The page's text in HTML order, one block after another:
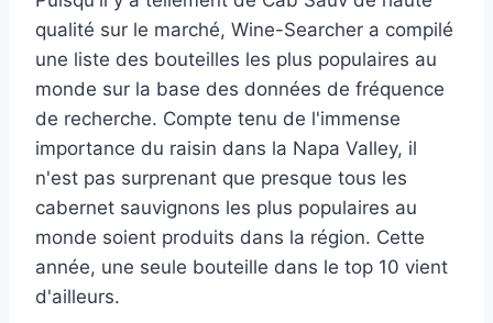
qualité sur le marché, Wine-Searcher a compilé
une liste des bouteilles les plus populaires au
monde sur la base des données de fréquence
de recherche. Compte tenu de l'immense
importance du raisin dans la Napa Valley, il
n'est pas surprenant que presque tous les
cabernet sauvignons les plus populaires au
monde soient produits dans la région. Cette
année, une seule bouteille dans le top 10 vient
d'ailleurs.